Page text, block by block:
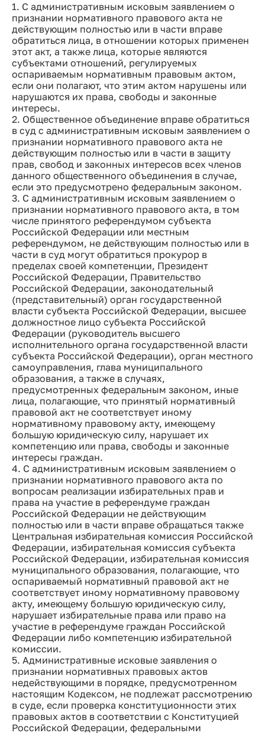
1. С административным исковым заявлением о
признании нормативного правового акта не
действующим полностью или в части вправе
обратиться лица, в отношении которых применен
этот акт, а также лица, которые являются
субъектами отношений, регулируемых
оспариваемым нормативным правовым актом,
если они полагают, что этим актом нарушены или
нарушаются их права, свободы и законные
интересы.
2. Общественное объединение вправе обратиться
в суд с административным исковым заявлением о
признании нормативного правового акта не
действующим полностью или в части в защиту
прав, свобод и законных интересов всех членов
данного общественного объединения в случае,
если это предусмотрено федеральным законом.
3. С административным исковым заявлением о
признании нормативного правового акта, в том
числе принятого референдумом субъекта
Российской Федерации или местным
референдумом, не действующим полностью или в
части в суд могут обратиться прокурор в
пределах своей компетенции, Президент
Российской Федерации, Правительство
Российской Федерации, законодательный
(представительный) орган государственной
власти субъекта Российской Федерации, высшее
должностное лицо субъекта Российской
Федерации (руководитель высшего
исполнительного органа государственной власти
субъекта Российской Федерации), орган местного
самоуправления, глава муниципального
образования, а также в случаях,
предусмотренных федеральным законом, иные
лица, полагающие, что принятый нормативный
правовой акт не соответствует иному
нормативному правовому акту, имеющему
большую юридическую силу, нарушает их
компетенцию или права, свободы и законные
интересы граждан.
4. С административным исковым заявлением о
признании нормативного правового акта по
вопросам реализации избирательных прав и
права на участие в референдуме граждан
Российской Федерации не действующим
полностью или в части вправе обращаться также
Центральная избирательная комиссия Российской
Федерации, избирательная комиссия субъекта
Российской Федерации, избирательная комиссия
муниципального образования, полагающие, что
оспариваемый нормативный правовой акт не
соответствует иному нормативному правовому
акту, имеющему большую юридическую силу,
нарушает избирательные права или право на
участие в референдуме граждан Российской
Федерации либо компетенцию избирательной
комиссии.
5. Административные исковые заявления о
признании нормативных правовых актов
недействующими в порядке, предусмотренном
настоящим Кодексом, не подлежат рассмотрению
в суде, если проверка конституционности этих
правовых актов в соответствии с Конституцией
Российской Федерации, федеральными